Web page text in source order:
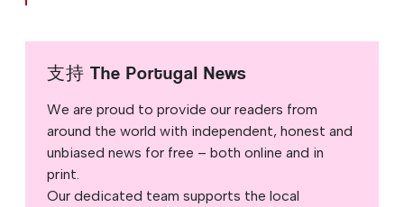
支持 The Portugal News
We are proud to provide our readers from
around the world with independent, honest and
unbiased news for free – both online and in
print.
Our dedicated team supports the local